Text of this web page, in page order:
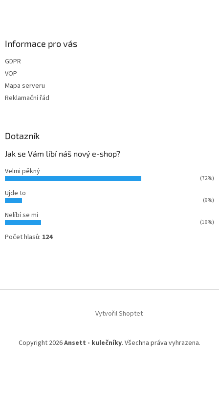
Informace pro vás
GDPR
VOP
Mapa serveru
Reklamační řád
Dotazník
Jak se Vám líbí náš nový e-shop?
Velmi pěkný
(72%)
Ujde to
(9%)
Nelíbí se mi
(19%)
Počet hlasů: 124
Vytvořil Shoptet
Copyright 2026Ansett - kulečníky. Všechna práva vyhrazena.